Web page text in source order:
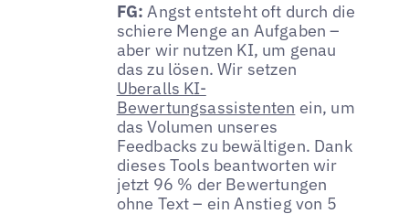
FG:Angst entsteht oft durch die
schiere Menge an Aufgaben –
aber wir nutzen KI, um genau
das zu lösen. Wir setzen
Uberalls KI-
Bewertungsassistenten ein, um
das Volumen unseres
Feedbacks zu bewältigen. Dank
dieses Tools beantworten wir
jetzt 96 % der Bewertungen
ohne Text – ein Anstieg von 5